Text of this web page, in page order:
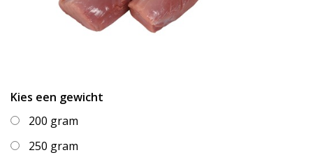
Kies een gewicht
200 gram
250 gram